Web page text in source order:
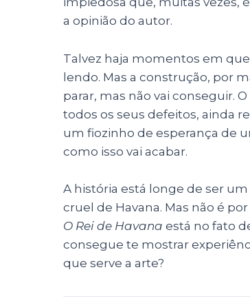
a opinião do autor.
Talvez haja momentos em
lendo. Mas a construção, por
parar, mas não vai conseguir.
todos os seus defeitos, ainda
um fiozinho de esperança de
como isso vai acabar.
A história está longe de ser
cruel de Havana. Mas não é
O Rei de Havana está no fato
consegue te mostrar
que serve a arte?